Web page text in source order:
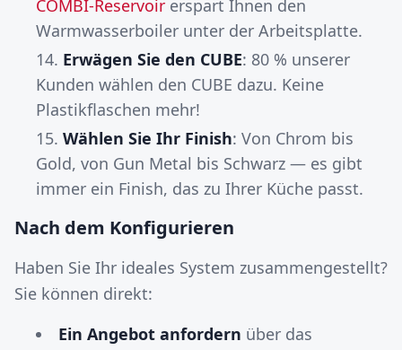
COMBI-Reservoir erspart Ihnen den
Warmwasserboiler unter der Arbeitsplatte.
Erwägen Sie den CUBE: 80 % unserer
Kunden wählen den CUBE dazu. Keine
Plastikflaschen mehr!
Wählen Sie Ihr Finish: Von Chrom bis
Gold, von Gun Metal bis Schwarz — es gibt
immer ein Finish, das zu Ihrer Küche passt.
Nach dem Konfigurieren
Haben Sie Ihr ideales System zusammengestellt?
Sie können direkt:
Ein Angebot anfordern über das